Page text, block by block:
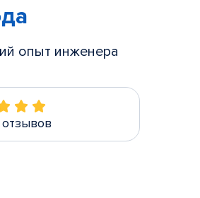
опыт инженера